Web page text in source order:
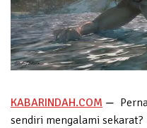
KABARINDAH.COM —
sendiri mengalami